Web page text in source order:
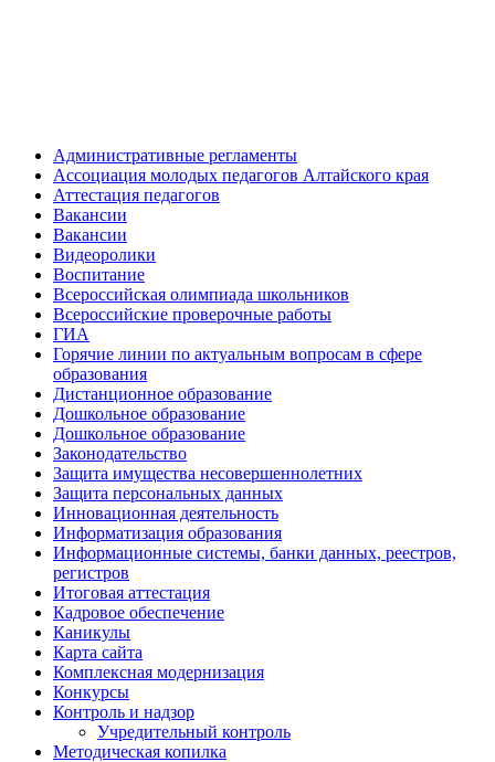
Административные регламенты
Ассоциация молодых педагогов Алтайского края
Аттестация педагогов
Вакансии
Вакансии
Видеоролики
Воспитание
Всероссийская олимпиада школьников
Всероссийские проверочные работы
ГИА
Горячие линии по актуальным вопросам в сфере
образования
Дистанционное образование
Дошкольное образование
Дошкольное образование
Законодательство
Защита имущества несовершеннолетних
Защита персональных данных
Инновационная деятельность
Информатизация образования
Информационные системы, банки данных, реестров,
регистров
Итоговая аттестация
Кадровое обеспечение
Каникулы
Карта сайта
Комплексная модернизация
Конкурсы
Контроль и надзор
Учредительный контроль
Методическая копилка